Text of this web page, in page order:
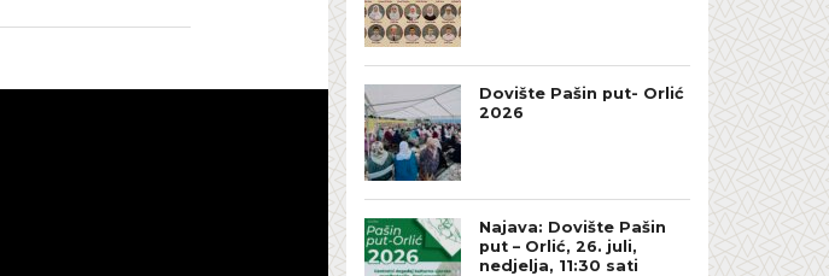
Dovište Pašin put- Orlić
2026
Najava: Dovište Pašin
put – Orlić, 26. juli,
nedjelja, 11:30 sati